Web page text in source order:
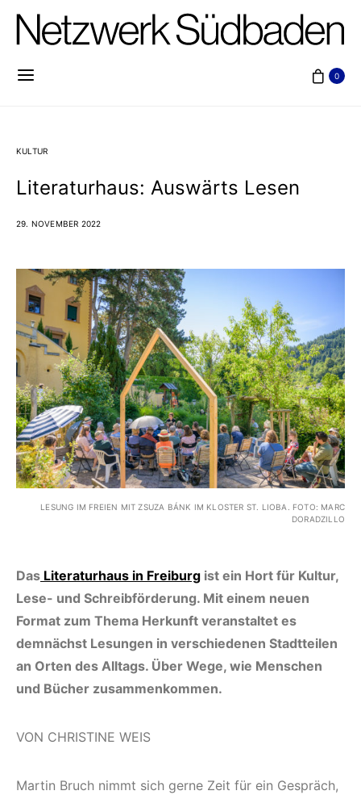
0
KULTUR
Literaturhaus: Auswärts Lesen
29. NOVEMBER 2022
LESUNG IM FREIEN MIT ZSUZA BÁNK IM KLOSTER ST. LIOBA. FOTO: MARC
DORADZILLO
Das Literaturhaus in Freiburg ist ein Hort für Kultur,
Lese- und Schreibförderung. Mit einem neuen
Format zum Thema Herkunft veranstaltet es
demnächst Lesungen in verschiedenen Stadtteilen
an Orten des Alltags. Über Wege, wie Menschen
und Bücher zusammenkommen.
VON CHRISTINE WEIS
Martin Bruch nimmt sich gerne Zeit für ein Gespräch,